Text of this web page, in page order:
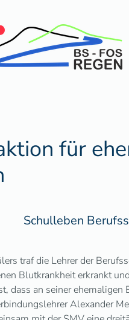
für
Schulleben
traf die Lehrer der
Blutkrankheit erkrankt
dass an seiner ehemaligen
Alexander